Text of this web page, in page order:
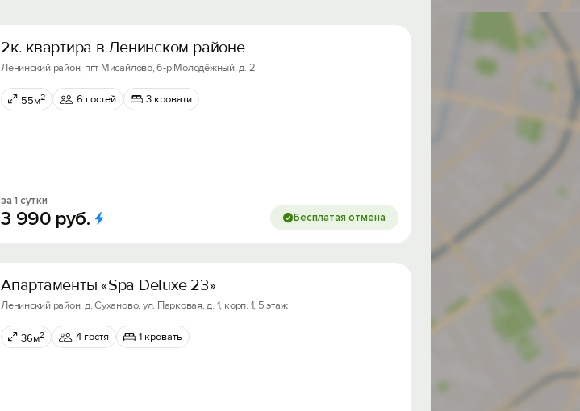
2к. квартира в Ленинском районе
Ленинский район, пгт Мисайлово, б-р Молодёжный, д. 2
55м2 6 гостей 3 кровати
за 1 сутки
3 990 руб. Бесплатая отмена
Апартаменты «Spa Deluxe 23»
Ленинский район, д. Суханово, ул. Парковая, д. 1, корп. 1, 5 этаж
36м2 4 гостя 1 кровать